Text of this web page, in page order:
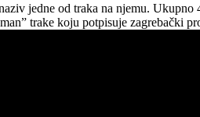
jedne od traka na njemu.
trake koju potpisuje zagrebački